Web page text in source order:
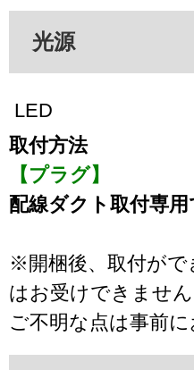
光源
LED
取付方法
【プラグ】
配線ダクト取付専用
※開梱後、取付がで
はお受けできません
ご不明な点は事前